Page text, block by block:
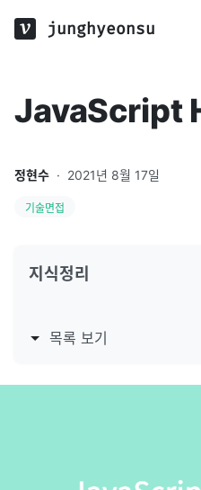
junghyeonsu
JavaScript
정현수 · 2021년 8월 17일
기술면접
지식정리
목록 보기